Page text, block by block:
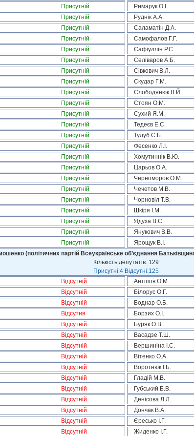
Присутній Римарук О.І.
Присутній Руднік А.А.
Присутній Саламатін Д.А.
Присутній Самофалов Г.Г.
Присутній Сафіуллін Р.С.
Присутній Селіваров А.Б.
Присутній Сівкович В.Л.
Присутній Скудар Г.М.
Присутній Слободянюк В.Й.
Присутній Стоян О.М.
Присутній Сухий Я.М.
Присутній Тедеєв Е.С.
Присутній Тулуб С.Б.
Присутній Фесенко Л.І.
Присутній Хомутиннік В.Ю.
Присутній Царьов О.А.
Присутній Черноморов О.М.
Присутній Чечетов М.В.
Присутній Чорновіл Т.В.
Присутній Шкіря І.М.
Присутній Ядуха В.С.
Присутній Янукович В.В.
Присутній Ярощук В.І.
(політичних партій Всеукраїнське об’єднання
Кількість депутатів: 129
Присутні:4 Відсутні:125
Відсутній Антіпов О.М.
Відсутній Білорус О.Г.
Відсутній Боднар О.Б.
Відсутня Борзих О.І.
Відсутній Буряк О.В.
Відсутній Васадзе Т.Ш.
Відсутній Вершиніна І.С.
Відсутній Вітенко О.А.
Відсутній Воротнюк І.Б.
Відсутній Гладій М.В.
Відсутній Губський Б.В.
Відсутній Денісова Л.Л.
Відсутній Дончак В.А.
Відсутній Єресько І.Г.
Відсутній Жиденко І.Г.